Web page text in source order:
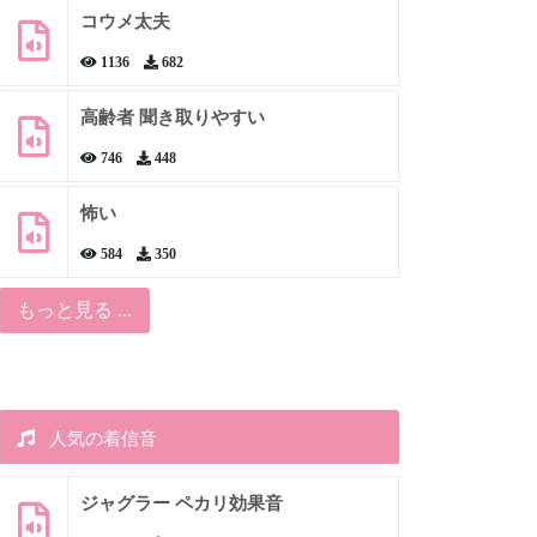
コウメ太夫
1136 682
高齢者 聞き取りやすい
746 448
怖い
584 350
もっと見る ...
人気の着信音
ジャグラー ペカリ効果音